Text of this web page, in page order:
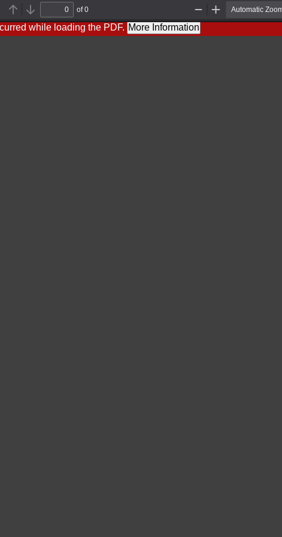
Previous
Next
of 0
Out
while loading the PDF. More Information